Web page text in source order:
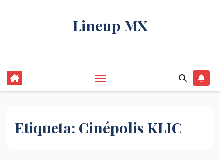
Lineup MX
Etiqueta: Cinépolis KLIC